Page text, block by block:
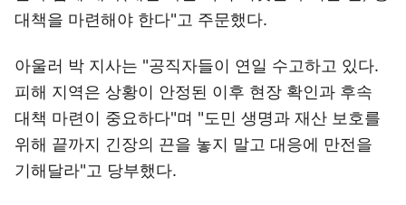
대책을 마련해야 한다"고 주문했다.
아울러 박 지사는 "공직자들이 연일 수고하고 있다.
피해 지역은 상황이 안정된 이후 현장 확인과 후속
대책 마련이 중요하다"며 "도민 생명과 재산 보호를
위해 끝까지 긴장의 끈을 놓지 말고 대응에 만전을
기해달라"고 당부했다.